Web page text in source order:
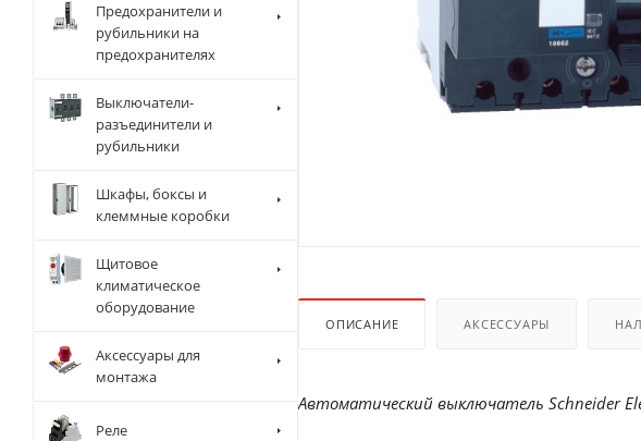
ОПИСАНИЕ АКСЕССУАРЫ
Автоматический выключатель Schneider
Предохранители и
рубильники на
предохранителях
Выключатели-
разъединители и
рубильники
Шкафы, боксы и
клеммные коробки
Щитовое
климатическое
оборудование
Аксессуары для
монтажа
Реле